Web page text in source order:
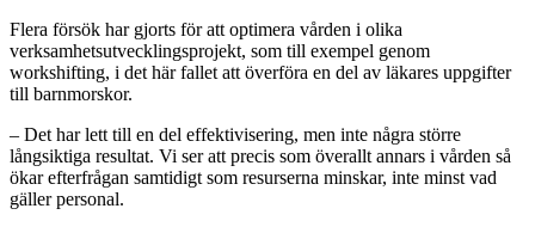
Flera försök har gjorts för att optimera vården i olika
verksamhetsutvecklingsprojekt, som till exempel genom
workshifting, i det här fallet att överföra en del av läkares uppgifter
till barnmorskor.
– Det har lett till en del effektivisering, men inte några större
långsiktiga resultat. Vi ser att precis som överallt annars i vården så
ökar efterfrågan samtidigt som resurserna minskar, inte minst vad
gäller personal.